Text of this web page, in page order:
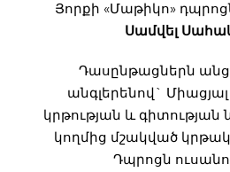
Յորքի «Մաթիկո»
Սամվել
Դասընթացներն
անգլերենով`
կրթության և
կողմից մշակված
Դպրոցն